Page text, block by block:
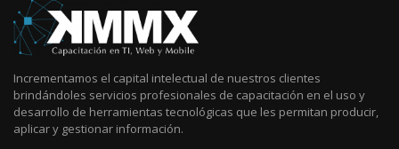
Incrementamos el capital intelectual de nuestros clientes
brindándoles servicios profesionales de capacitación en el uso y
desarrollo de herramientas tecnológicas que les permitan producir,
aplicar y gestionar información.